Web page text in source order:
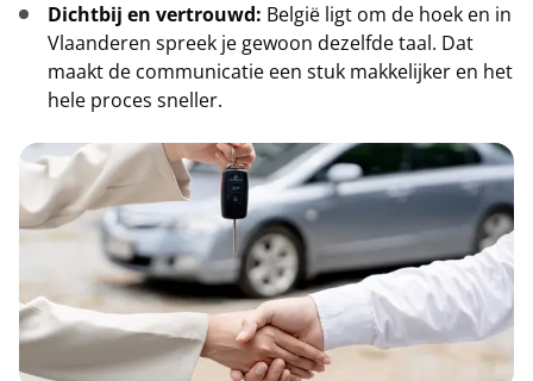
Dichtbij en vertrouwd: België ligt om de hoek en in
Vlaanderen spreek je gewoon dezelfde taal. Dat
maakt de communicatie een stuk makkelijker en het
hele proces sneller.